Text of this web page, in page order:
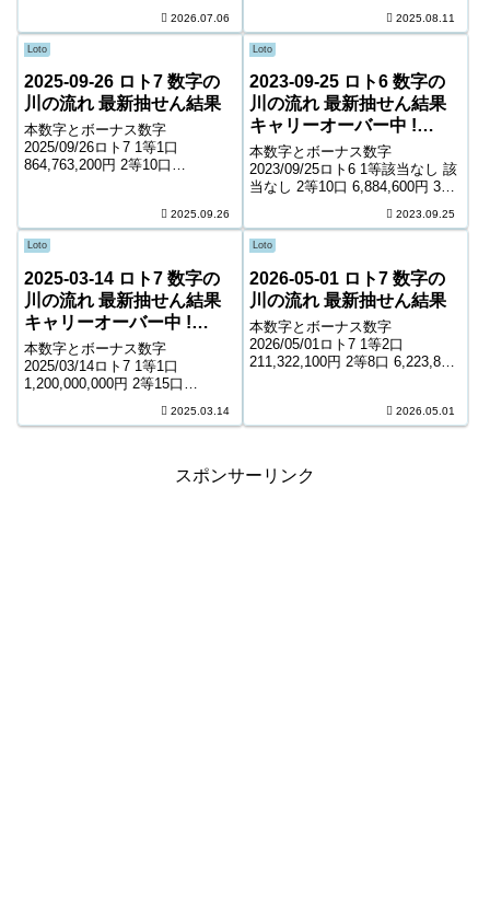
6,900円 5等181,867口 1,000円
キャリーオーバー 230,38...
2026.07.06
円 キャリーオーバー 0円...2025.08.11
Loto
2025-09-26 ロト7 数字の
川の流れ 最新抽せん結果
本数字とボーナス数字
2025/09/26ロト7 1等1口
864,763,200円 2等10口
1,600円 6等137,997口 ...2025.09.26
Loto
2023-09-25 ロト6 数字の
川の流れ 最新抽せん結果
キャリーオーバー中 !
229,479,469円
本数字とボーナス数字
2023/09/25ロト6 1等該当なし 該
当なし 2等10口 6,884,600円 3等
7,200円 5等166,683口 1,000円
キャリーオーバー 229,47...
2023.09.25
Loto
2025-03-14 ロト7 数字の
川の流れ 最新抽せん結果
キャリーオーバー中 !
298,721,810円
本数字とボーナス数字
2025/03/14ロト7 1等1口
1,200,000,000円 2等15口
4等7,781口 6,200円 5等121,794
2025.03.14
Loto
2026-05-01 ロト7 数字の
川の流れ 最新抽せん結果
本数字とボーナス数字
2026/05/01ロト7 1等2口
211,322,100円 2等8口 6,223,800
2026.05.01
スポンサーリンク